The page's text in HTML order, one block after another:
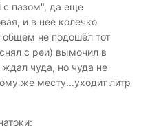
с пазом", да еще
и в нее колечко
общем не подошёл тот
с реи) вымочил в
чуда, но чуда не
же месту...уходит литр